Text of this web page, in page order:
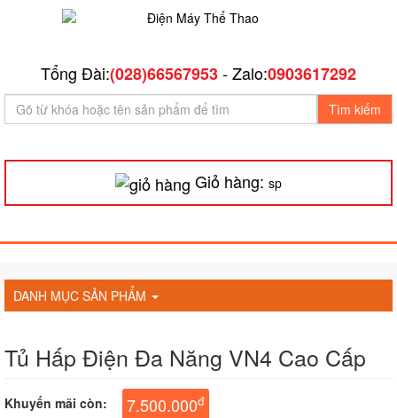
Tổng Đài:(028)66567953- Zalo:0903617292
Tìm kiếm
Giỏ hàng: sp
DANH MỤC SẢN PHẨM
Tủ Hấp Điện Đa Năng VN4 Cao Cấp
Khuyến mãi còn: 7.500.000đ